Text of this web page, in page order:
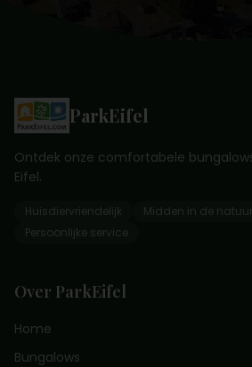
ParkEifel
Ontdek onze comfortabele
Eifel.
Huisdiervriendelijk
Midden in de natuur
Persoonlijke service
Over ParkEifel
Home
Bungalows